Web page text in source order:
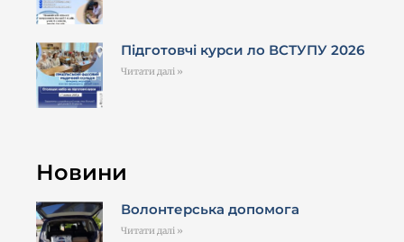
Підготовчі курси ло ВСТУПУ 2026
Читати далі »
Новини
Волонтерська допомога
Читати далі »